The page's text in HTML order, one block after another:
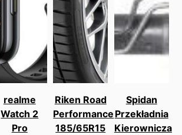
realme
Watch 2
Pro
Riken Road
Performance
185/65R15
Spidan
Przekładnia
Kierownicza